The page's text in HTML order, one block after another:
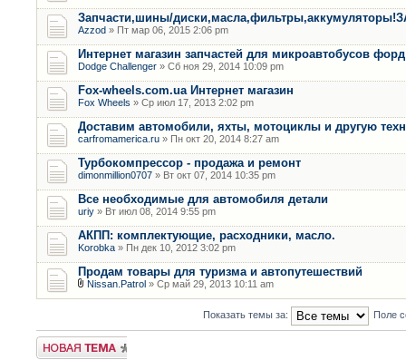
Запчасти,шины/
Azzod » Пт мар 06, 2015 2:06 pm
Интернет магазин запчастей для микроавтобусов
Dodge Challenger » Сб ноя 29, 2014 10:09 pm
Fox-wheels.com.ua Интернет магазин
Fox Wheels » Ср июл 17, 2013 2:02 pm
Доставим автомобили, яхты, мотоциклы и другую
carfromamerica.ru » Пн окт 20, 2014 8:27 am
Турбокомпрессор - продажа и ремонт
dimonmillion0707 » Вт окт 07, 2014 10:35 pm
Все необходимые для автомобиля детали
uriy » Вт июл 08, 2014 9:55 pm
АКПП: комплектующие, расходники, масло.
Korobka » Пн дек 10, 2012 3:02 pm
Продам товары для туризма и автопутешествий
Nissan.Patrol » Ср май 29, 2013 10:11 am
Показать темы за: Поле
Новая тема